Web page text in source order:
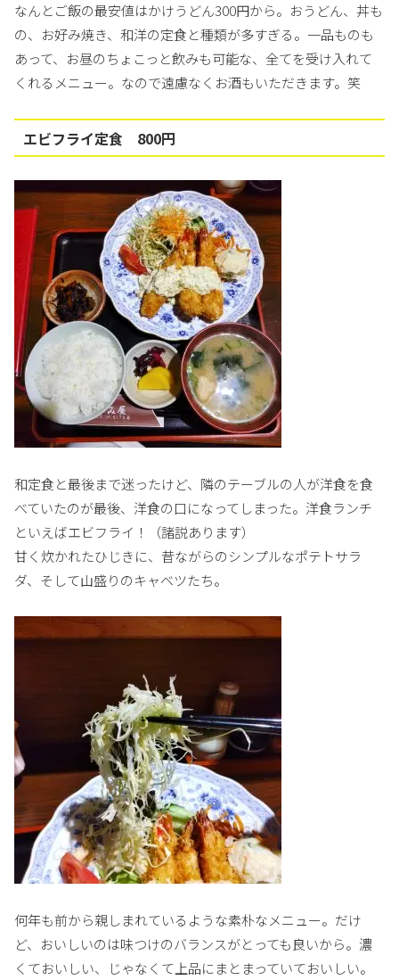
なんとご飯の最安値はかけうどん300円から。おうどん、丼も
の、お好み焼き、和洋の定食と種類が多すぎる。一品ものも
あって、お昼のちょこっと飲みも可能な、全てを受け入れて
くれるメニュー。なので遠慮なくお酒もいただきます。笑
エビフライ定食 800円
和定食と最後まで迷ったけど、隣のテーブルの人が洋食を食
べていたのが最後、洋食の口になってしまった。洋食ランチ
といえばエビフライ！（諸説あります）
甘く炊かれたひじきに、昔ながらのシンプルなポテトサラ
ダ、そして山盛りのキャベツたち。
何年も前から親しまれているような素朴なメニュー。だけ
ど、おいしいのは味つけのバランスがとっても良いから。濃
くておいしい、じゃなくて上品にまとまっていておいしい。